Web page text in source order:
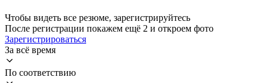
Чтобы видеть все резюме, зарегистрируйтесь
После регистрации покажем ещё 2 и откроем фото
Зарегистрироваться
За всё время
По соответствию